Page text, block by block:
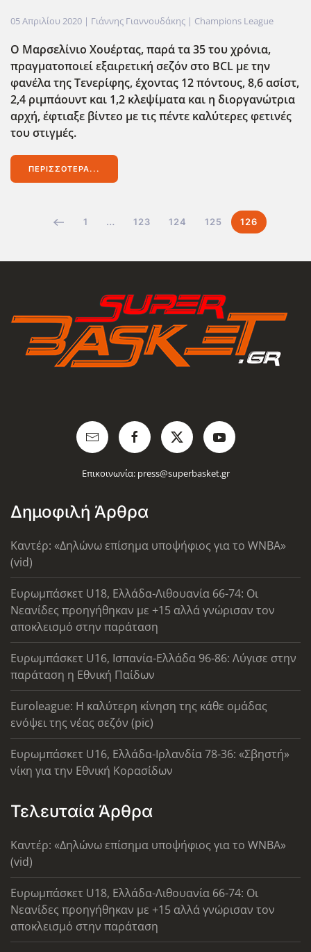
05 Απριλίου 2020 | Γιάννης Γιαννουδάκης | Champions League
Ο Μαρσελίνιο Χουέρτας, παρά τα 35 του χρόνια,
πραγματοποιεί εξαιρετική σεζόν στο BCL με την
φανέλα της Τενερίφης, έχοντας 12 πόντους, 8,6 ασίστ,
2,4 ριμπάουντ και 1,2 κλεψίματα και η διοργανώτρια
αρχή, έφτιαξε βίντεο με τις πέντε καλύτερες φετινές
του στιγμές.
ΠΕΡΙΣΣΌΤΕΡΑ...
1 … 123 124 125 126
Επικοινωνία: press@superbasket.gr
Δημοφιλή Άρθρα
Καντέρ: «Δηλώνω επίσημα υποψήφιος για το WNBA»
(vid)
Ευρωμπάσκετ U18, Ελλάδα-Λιθουανία 66-74: Οι
Νεανίδες προηγήθηκαν με +15 αλλά γνώρισαν τον
αποκλεισμό στην παράταση
Ευρωμπάσκετ U16, Ισπανία-Ελλάδα 96-86: Λύγισε στην
παράταση η Εθνική Παίδων
Euroleague: Η καλύτερη κίνηση της κάθε ομάδας
ενόψει της νέας σεζόν (pic)
Ευρωμπάσκετ U16, Ελλάδα-Ιρλανδία 78-36: «Σβηστή»
νίκη για την Εθνική Κορασίδων
Τελευταία Άρθρα
Καντέρ: «Δηλώνω επίσημα υποψήφιος για το WNBA»
(vid)
Ευρωμπάσκετ U18, Ελλάδα-Λιθουανία 66-74: Οι
Νεανίδες προηγήθηκαν με +15 αλλά γνώρισαν τον
αποκλεισμό στην παράταση